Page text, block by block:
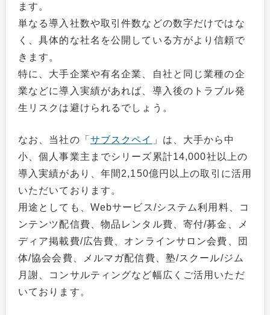
ます。
単なる導入社数や取引件数などの数字だけではな
く、具体的な社名を公開している方がより信頼で
きます。
特に、大手企業や有名企業、自社と同じ業種の企
業などに導入実績があれば、導入後のトラブル発
生リスクは避けられるでしょう。
なお、当社の「 サブスクペイ
」は、大手から中
小、個人事業主までシリーズ累計14,000社以上の
導入実績があり、年間2,150億円以上の取引に活用
いただいております。
用途としても、Webサービス/システム利用料、コ
ンテンツ配信費、物品レンタル費、寄付/募金、メ
ディア掲載費/広告費、オンラインサロン会費、団
体/協会会費、メルマガ配信費、塾/スクール/ジム
月謝、コンサルティングなど幅広くご活用いただ
いております。